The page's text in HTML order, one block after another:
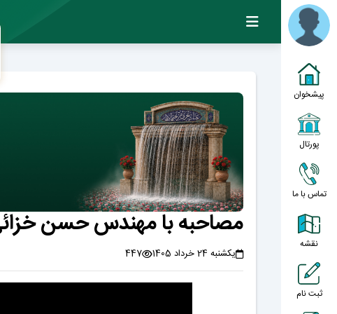
پیشخوان
پورتال
تماس با ما
نقشه
ثبت نام
مصاحبه با مهندس حسن
یکشنبه 24 خرداد 1405 447